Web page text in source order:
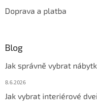
Doprava a platba
Blog
Jak správně vybrat
8.6.2026
Jak vybrat interiérové